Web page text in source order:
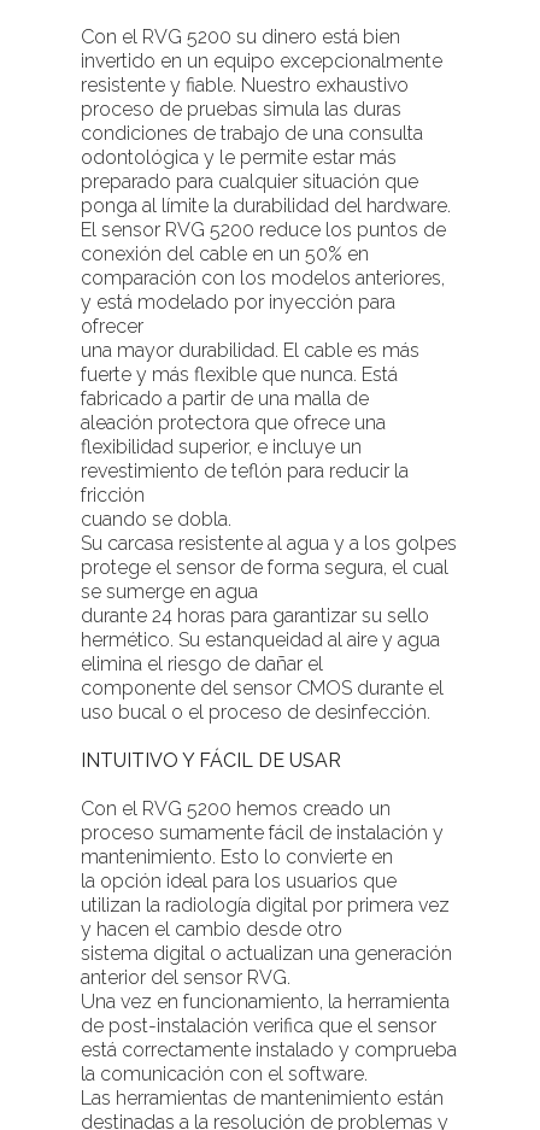
Con el RVG 5200 su dinero está bien
invertido en un equipo excepcionalmente
resistente y fiable. Nuestro exhaustivo
proceso de pruebas simula las duras
condiciones de trabajo de una consulta
odontológica y le permite estar más
preparado para cualquier situación que
ponga al límite la durabilidad del hardware.
El sensor RVG 5200 reduce los puntos de
conexión del cable en un 50% en
comparación con los modelos anteriores,
y está modelado por inyección para
ofrecer
una mayor durabilidad. El cable es más
fuerte y más flexible que nunca. Está
fabricado a partir de una malla de
aleación protectora que ofrece una
flexibilidad superior, e incluye un
revestimiento de teflón para reducir la
fricción
cuando se dobla.
Su carcasa resistente al agua y a los golpes
protege el sensor de forma segura, el cual
se sumerge en agua
durante 24 horas para garantizar su sello
hermético. Su estanqueidad al aire y agua
elimina el riesgo de dañar el
componente del sensor CMOS durante el
uso bucal o el proceso de desinfección.
INTUITIVO Y FÁCIL DE USAR
Con el RVG 5200 hemos creado un
proceso sumamente fácil de instalación y
mantenimiento. Esto lo convierte en
la opción ideal para los usuarios que
utilizan la radiología digital por primera vez
y hacen el cambio desde otro
sistema digital o actualizan una generación
anterior del sensor RVG.
Una vez en funcionamiento, la herramienta
de post-instalación verifica que el sensor
está correctamente instalado y comprueba
la comunicación con el software.
Las herramientas de mantenimiento están
destinadas a la resolución de problemas y